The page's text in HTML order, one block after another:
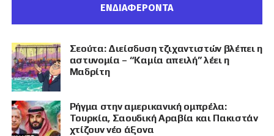
ΕΝΔΙΑΦΕΡΟΝΤΑ
Σεούτα: Διείσδυση τζιχαντιστών βλέπει η
αστυνομία – “Καμία απειλή” λέει η
Μαδρίτη
Ρήγμα στην αμερικανική ομπρέλα:
Τουρκία, Σαουδική Αραβία και Πακιστάν
χτίζουν νέο άξονα